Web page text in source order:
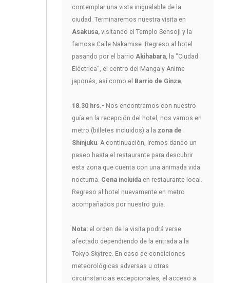
contemplar una vista inigualable de la
ciudad. Terminaremos nuestra visita en
Asakusa, visitando el Templo Sensoji y la
famosa Calle Nakamise. Regreso al hotel
pasando por el barrio Akihabara, la "Ciudad
Eléctrica", el centro del Manga y Anime
japonés, así como el Barrio de Ginza.
18.30 hrs.- Nos encontramos con nuestro
guía en la recepción del hotel, nos vamos en
metro (billetes incluidos) a la zona de
Shinjuku. A continuación, iremos dando un
paseo hasta el restaurante para descubrir
esta zona que cuenta con una animada vida
nocturna. Cena incluida en restaurante local.
Regreso al hotel nuevamente en metro
acompañados por nuestro guía.
Nota: el orden de la visita podrá verse
afectado dependiendo de la entrada a la
Tokyo Skytree. En caso de condiciones
meteorológicas adversas u otras
circunstancias excepcionales, el acceso a